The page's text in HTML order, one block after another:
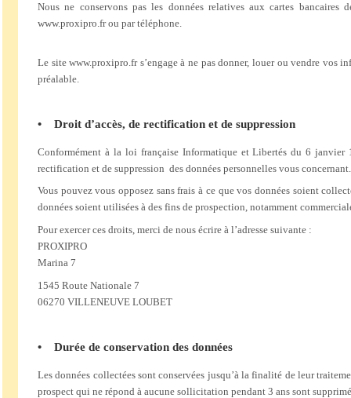
Nous ne conservons pas les données relatives aux cartes bancaires
www.proxipro.fr ou par téléphone.
Le site www.proxipro.fr s’engage à ne pas donner, louer ou vendre vos
préalable.
• Droit d’accès, de rectification et de suppression
Conformément à la loi française Informatique et Libertés du 6
rectification et de suppression des données personnelles vous concernant.
Vous pouvez vous opposez sans frais à ce que vos données soient
données soient utilisées à des fins de prospection, notamment
Pour exercer ces droits, merci de nous écrire à l’adresse suivante :
PROXIPRO
Marina 7
1545 Route Nationale 7
06270 VILLENEUVE LOUBET
• Durée de conservation des données
Les données collectées sont conservées jusqu’à la finalité de leur
prospect qui ne répond à aucune sollicitation pendant 3 ans sont